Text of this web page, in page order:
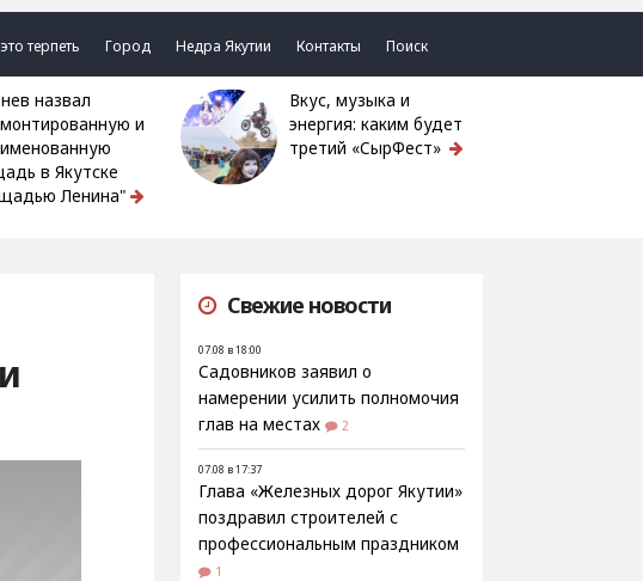
терпеть Город Недра Якутии Контакты Поиск
и
в Якутске
Ленина"
Вкус, музыка и
энергия: каким будет
третий «СырФест»
Свежие новости
07.08 в 18:00
Садовников заявил о
намерении усилить полномочия
глав на местах
2
07.08 в 17:37
Глава «Железных дорог Якутии»
поздравил строителей с
профессиональным праздником
1